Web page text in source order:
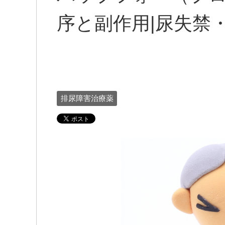
序と副作用|尿失禁
排尿障害治療薬